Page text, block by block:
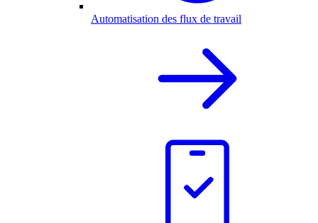
Automatisation des flux de travail